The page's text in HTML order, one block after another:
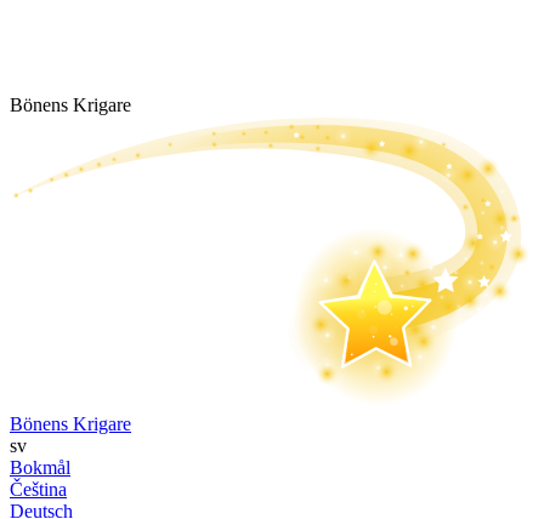
Bönens Krigare
Bönens Krigare
sv
Bokmål
Čeština
Deutsch